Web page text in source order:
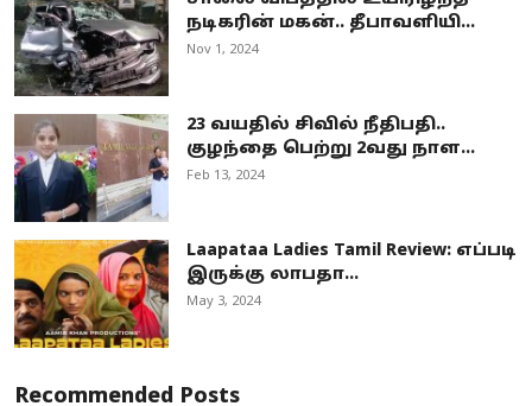
நடிகரின் மகன்.. தீபாவளியி...
Nov 1, 2024
23 வயதில் சிவில் நீதிபதி..
குழந்தை பெற்று 2வது நாள...
Feb 13, 2024
Laapataa Ladies Tamil Review: எப்படி
இருக்கு லாபதா...
May 3, 2024
Recommended Posts